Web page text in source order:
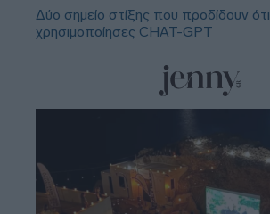
Δύο σημείο στίξης που προδίδουν ότι
χρησιμοποίησες CHAT-GPT